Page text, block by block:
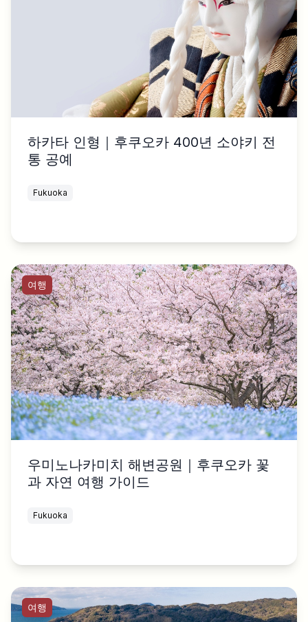
하카타 인형｜후쿠오카 400년 소야키 전
통 공예
Fukuoka
여행
우미노나카미치 해변공원｜후쿠오카 꽃
과 자연 여행 가이드
Fukuoka
여행